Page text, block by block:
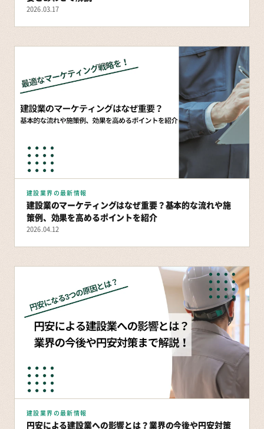
2026.03.17
建設業界の最新情報
建設業のマーケティングはなぜ重要？基本的な流れや施
策例、効果を高めるポイントを紹介
2026.04.12
建設業界の最新情報
円安による建設業への影響とは？業界の今後や円安対策